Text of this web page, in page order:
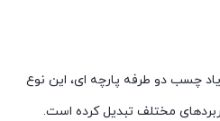
چسب دو طرفه پارچه ای، این نوع
مختلف تبدیل کرده است.